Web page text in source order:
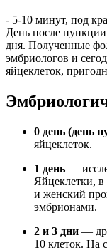
- 5-10 минут, под
День после
дня. Полученные
эмбриологов и
яйцеклеток,
0 день (день
яйцеклеток.
1 день —
Яйцеклетки,
и женский
эмбрионами.
2 и 3 дни —
10 клеток. На